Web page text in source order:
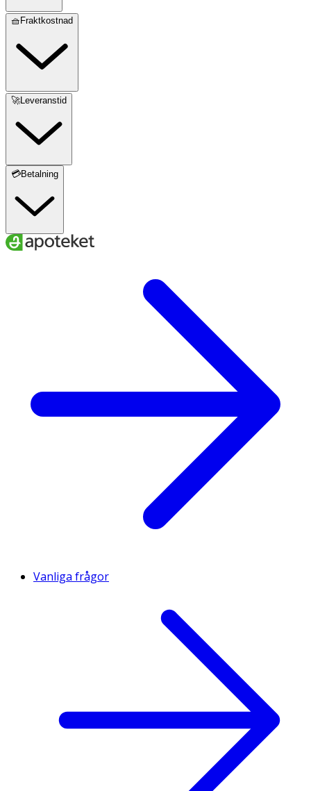
🧺Fraktkostnad
🚀Leveranstid
💳Betalning
Vanliga frågor